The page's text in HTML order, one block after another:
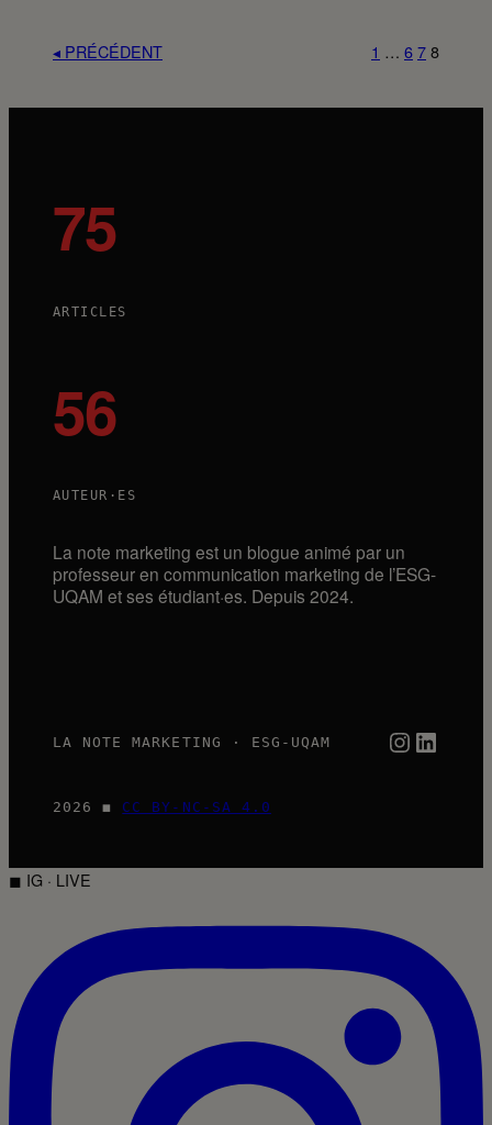
◂ PRÉCÉDENT 1 … 678
75
ARTICLES
56
AUTEUR·ES
La note marketing est un blogue animé par un
professeur en communication marketing de l’ESG-
UQAM et ses étudiant·es. Depuis 2024.
LA NOTE MARKETING · ESG-UQAM
2026 ◼ CC BY-NC-SA 4.0
◼ IG · LIVE